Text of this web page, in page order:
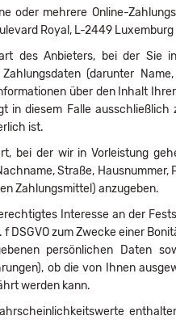
oder mehrere Online-
Royal, L-2449 Luxemburg
des Anbieters, bei der Sie
(darunter
über den Inhalt
in diesem Falle
ist.
bei der wir in Vorleistung
Straße,
Zahlungsmittel) anzugeben.
Interesse an der
f DSGVO zum Zwecke einer
persönlichen Daten
ob die von Ihnen
werden kann.